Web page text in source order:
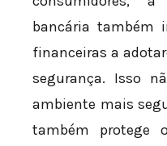
bancária também
financeiras a
segurança. Isso
ambiente mais
também protege